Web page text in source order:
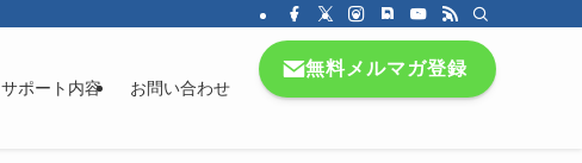
サポート内容 お問い合わせ
無料メルマガ登録